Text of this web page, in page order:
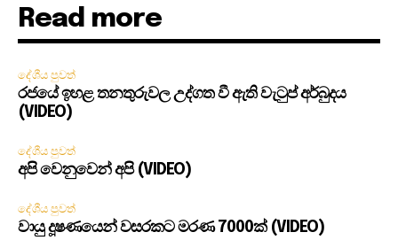
Read more
දේශීය පුවත්
රජයේ ඉහළ තනතුරුවල උද්ගත වී ඇති වැටුප් අර්බුදය
(VIDEO)
දේශීය පුවත්
අපි වෙනුවෙන් අපි (VIDEO)
දේශීය පුවත්
වායු දූෂණයෙන් වසරකට මරණ 7000ක් (VIDEO)